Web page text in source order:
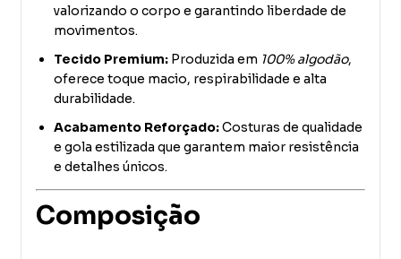
valorizando o corpo e garantindo liberdade de
movimentos.
Tecido Premium: Produzida em 100% algodão,
oferece toque macio, respirabilidade e alta
durabilidade.
Acabamento Reforçado:Costuras de qualidade
e gola estilizada que garantem maior resistência
e detalhes únicos.
Composição